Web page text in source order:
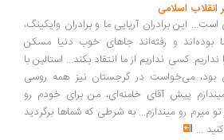
اسلامی
برادران آریایی ما و برادران وایکینگ،
و رفته‌اند جاهای خوب دنیا مسکن
نداریم از ما انتقاد بکند... استالین با
در گرجستان نیز همه روسی
پیش آقای خامنه‌ای، من برای خودم رو
رو میندازم... به شرطی که شماها برگردید